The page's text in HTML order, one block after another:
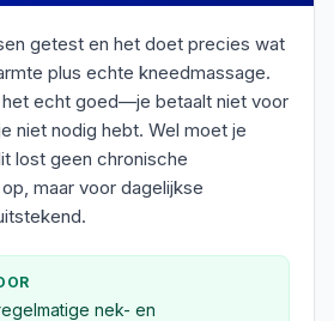
getest en het doet precies wat
plus echte kneedmassage.
het echt goed—je betaalt niet voor
niet nodig hebt. Wel moet je
lost geen chronische
maar voor dagelijkse
nek- en